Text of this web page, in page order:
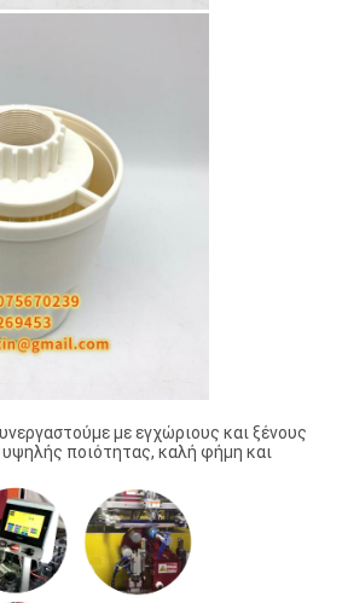
με εγχώριους και ξένους
ποιότητας, καλή φήμη και